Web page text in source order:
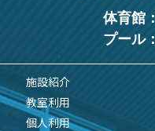
体育館：
プール：
施設紹介
教室利用
個人利用